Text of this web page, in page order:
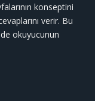
konseptini
verir. Bu
okuyucunun